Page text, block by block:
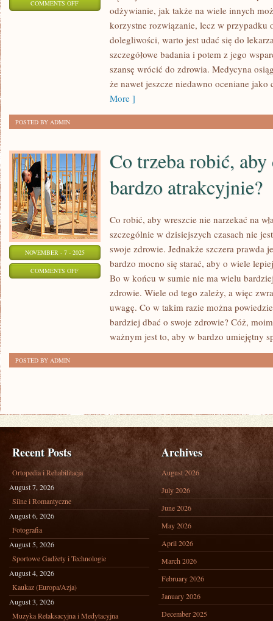
COMMENTS OFFON
ZAŻEGNAĆ
odżywianie, jak także na wiele innych
korzystne rozwiązanie, lecz w przypadku
dolegliwości, warto jest udać się do
szczegółowe badania i potem z jego
szansę wrócić do zdrowia. Medycyna
że nawet jeszcze niedawno oceniane jako
More ]
POSTED BY ADMIN
NOVEMBER - 7 - 2025
COMMENTS OFFON
Co trzeba robić, aby
bardzo atrakcyjnie?
Co robić, aby wreszcie nie narzekać na
szczególnie w dzisiejszych czasach nie
swoje zdrowie. Jednakże szczera prawda
bardzo mocno się starać, aby o wiele
Bo w końcu w sumie nie ma wielu
zdrowie. Wiele od tego zależy, a więc
uwagę. Co w takim razie można
bardziej dbać o swoje zdrowie? Cóż,
ważnym jest to, aby w bardzo umiejętny
POSTED BY ADMIN
Recent Posts
Ortopedia i Rehabilitacja
August 7, 2026
Silne i Romantyczne
August 6, 2026
Fotografia
August 5, 2026
Sportowe Gadżety i Technologie
August 4, 2026
Kaukaz (Europa/Azja)
August 3, 2026
Muzyka Relaksacyjna i Medytacyjna
Archives
August 2026
July 2026
June 2026
May 2026
April 2026
March 2026
February 2026
January 2026
December 2025